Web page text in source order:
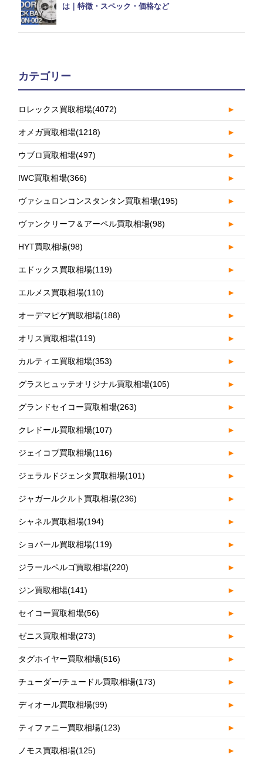
は｜特徴・スペック・価格など
カテゴリー
ロレックス買取相場(4072) ►
オメガ買取相場(1218) ►
ウブロ買取相場(497) ►
IWC買取相場(366) ►
ヴァシュロンコンスタンタン買取相場(195) ►
ヴァンクリーフ＆アーペル買取相場(98) ►
HYT買取相場(98) ►
エドックス買取相場(119) ►
エルメス買取相場(110) ►
オーデマピゲ買取相場(188) ►
オリス買取相場(119) ►
カルティエ買取相場(353) ►
グラスヒュッテオリジナル買取相場(105) ►
グランドセイコー買取相場(263) ►
クレドール買取相場(107) ►
ジェイコブ買取相場(116) ►
ジェラルドジェンタ買取相場(101) ►
ジャガールクルト買取相場(236) ►
シャネル買取相場(194) ►
ショパール買取相場(119) ►
ジラールペルゴ買取相場(220) ►
ジン買取相場(141) ►
セイコー買取相場(56) ►
ゼニス買取相場(273) ►
タグホイヤー買取相場(516) ►
チューダー/チュードル買取相場(173) ►
ディオール買取相場(99) ►
ティファニー買取相場(123) ►
ノモス買取相場(125) ►